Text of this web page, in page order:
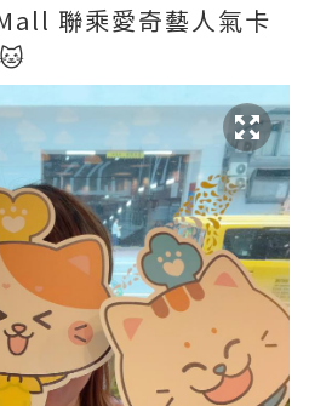
聯乘愛奇藝人氣卡